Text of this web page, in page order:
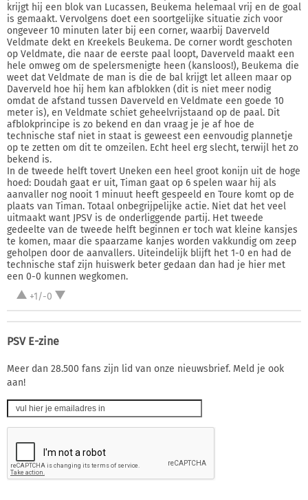
krijgt hij een blok van Lucassen, Beukema helemaal vrij en de goal
is gemaakt. Vervolgens doet een soortgelijke situatie zich voor
ongeveer 10 minuten later bij een corner, waarbij Daverveld
Veldmate dekt en Kreekels Beukema. De corner wordt geschoten
op Veldmate, die naar de eerste paal loopt, Daverveld maakt een
hele omweg om de spelersmenigte heen (kansloos!), Beukema die
weet dat Veldmate de man is die de bal krijgt let alleen maar op
Daverveld hoe hij hem kan afblokken (dit is niet meer nodig
omdat de afstand tussen Daverveld en Veldmate een goede 10
meter is), en Veldmate schiet geheelvrijstaand op de paal. Dit
afblokprincipe is zo bekend en dan vraag je je af hoe de
technische staf niet in staat is geweest een eenvoudig plannetje
op te zetten om dit te omzeilen. Echt heel erg slecht, terwijl het zo
bekend is.
In de tweede helft tovert Uneken een heel groot konijn uit de hoge
hoed: Doudah gaat er uit, Timan gaat op 6 spelen waar hij als
aanvaller nog nooit 1 minuut heeft gespeeld en Toure komt op de
plaats van Timan. Totaal onbegrijpelijke actie. Niet dat het veel
uitmaakt want JPSV is de onderliggende partij. Het tweede
gedeelte van de tweede helft beginnen er toch wat kleine kansjes
te komen, maar die spaarzame kanjes worden vakkundig om zeep
geholpen door de aanvallers. Uiteindelijk blijft het 1-0 en had de
technische staf zijn huiswerk beter gedaan dan had je hier met
een 0-0 kunnen wegkomen.
+1/-0
PSV E-zine
Meer dan 28.500 fans zijn lid van onze nieuwsbrief. Meld je ook
aan!